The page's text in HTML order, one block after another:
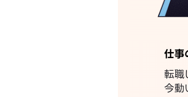
仕事
転職
今動